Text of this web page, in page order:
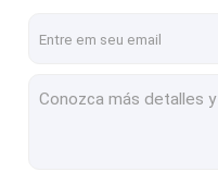
Slides de água infláveis